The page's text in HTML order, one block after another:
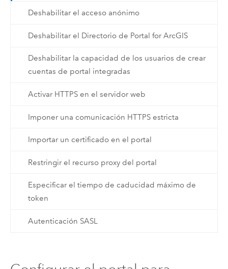
Deshabilitar el acceso anónimo
Deshabilitar el Directorio de Portal for ArcGIS
Deshabilitar la capacidad de los usuarios de crear
cuentas de portal integradas
Activar HTTPS en el servidor web
Imponer una comunicación HTTPS estricta
Importar un certificado en el portal
Restringir el recurso proxy del portal
Especificar el tiempo de caducidad máximo de
token
Autenticación SASL